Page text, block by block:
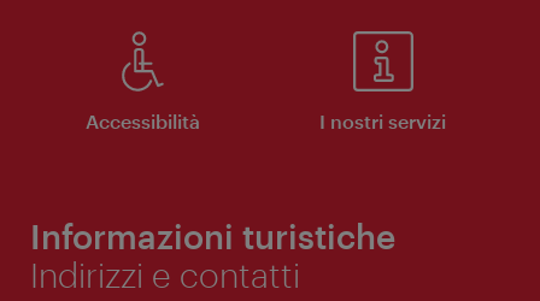
Accessibilità I nostri servizi
Informazioni turistiche
Indirizzi e contatti